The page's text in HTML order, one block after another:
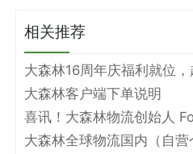
相关推荐
大森林16周年庆福利就位，
大森林客户端下单说明
大森林全球物流国内（自